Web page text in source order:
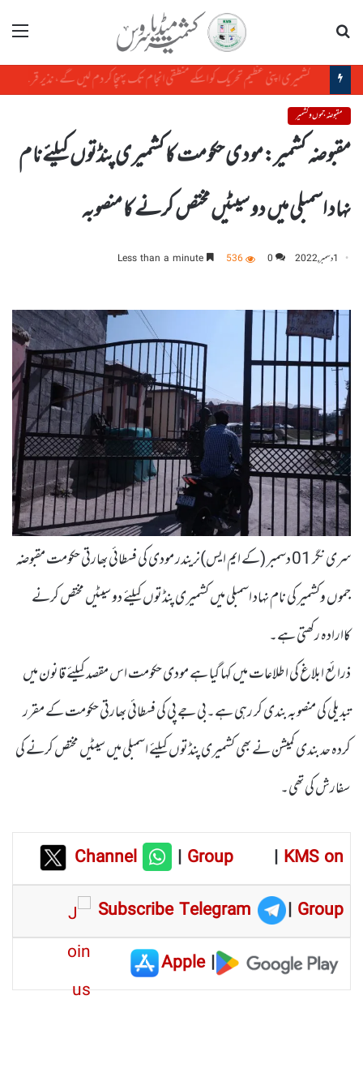
مینو
سرینگر:ہائیکورٹ نے شوپیاں کے رہائشی نوجوان کی نظربندی کالعدم قرار دیدی
مقبوضہ جموں و کشمیر
مقبوضہ کشمیر:مودی حکومت کا کشمیری پنڈتوں کیلئے نا م
نہاد اسمبلی میں دو سیٹیں مختص کرنے کا منصوبہ
1 دسمبر, 2022 0
536
سری نگر 01 دسمبر (کے ایم ایس)نریندر مودی کی فسطائی بھارتی حکومت مقبوضہ
جموں وکشمیر کی نام نہاد اسمبلی میں کشمیری پنڈتوں کیلئے دو سیٹیں مختص کرنے
کاارادہ رکھتی ہے۔
ذرائع ابلاغ کی اطلاعات میں کہا گیا ہے مودی حکومت اس مقصد کیلئے قانون میں
تبدیلی کی منصوبہ بندی کر رہی ہے۔بی جے پی کی فسطائی بھارتی حکومت کے مقرر
کردہ حد بندی کمیشن نے بھی کشمیری پنڈتوں کیلئے اسمبلی میں سیٹیں مختص کرنے کی
سفارش کی تھی۔
Channel |Group | KMS on
Subscribe Telegram
| Group
|
Apple